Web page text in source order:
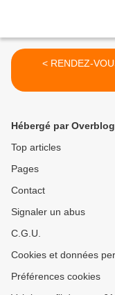
< RENDEZ-
Hébergé par Overblog
Top articles
Pages
Contact
Signaler un abus
C.G.U.
Cookies et données
Préférences cookies